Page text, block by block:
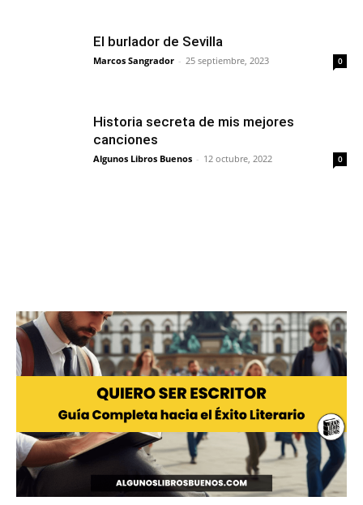
El burlador de Sevilla
Marcos Sangrador - 25 septiembre, 2023 0
Historia secreta de mis mejores
canciones
Algunos Libros Buenos - 12 octubre, 2022 0